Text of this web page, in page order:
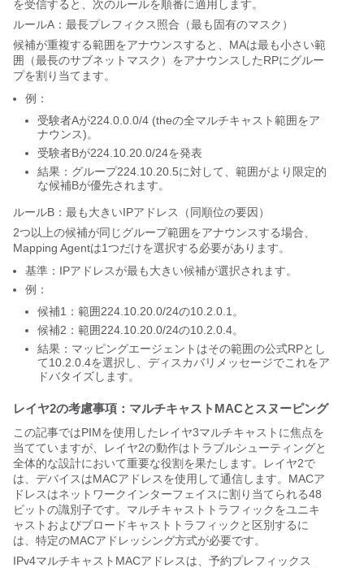
を受信すると、次のルールを順番に適用します。
ルールA：最長プレフィクス照合（最も固有のマスク）
候補が重複する範囲をアナウンスすると、MAは最も小さい範
囲（最長のサブネットマスク）をアナウンスしたRPにグルー
プを割り当てます。
例：
受験者Aが224.0.0.0/4 (theの全マルチキャスト範囲をア
ナウンス)。
受験者Bが224.10.20.0/24を発表
結果：グループ224.10.20.5に対して、範囲がより限定的
な候補Bが優先されます。
ルールB：最も大きいIPアドレス（同順位の要因）
2つ以上の候補が同じグループ範囲をアナウンスする場合、
Mapping Agentは1つだけを選択する必要があります。
基準：IPアドレスが最も大きい候補が選択されます。
例：
候補1：範囲224.10.20.0/24の10.2.0.1。
候補2：範囲224.10.20.0/24の10.2.0.4。
結果：マッピングエージェントはその範囲の公式RPとし
て10.2.0.4を選択し、ディスカバリメッセージでこれをア
ドバタイズします。
レイヤ2の考慮事項：マルチキャストMACとスヌーピング
この記事ではPIMを使用したレイヤ3マルチキャストに焦点を
当てていますが、レイヤ2の動作はトラブルシューティングと
全体的な設計において重要な役割を果たします。レイヤ2で
は、デバイスはMACアドレスを使用して通信します。MACア
ドレスはネットワークインターフェイスに割り当てられる48
ビットの識別子です。マルチキャストトラフィックをユニキ
ャストおよびブロードキャストトラフィックと区別するに
は、特定のMACアドレッシング方式が必要です。
IPv4マルチキャストMACアドレスは、予約プレフィックス